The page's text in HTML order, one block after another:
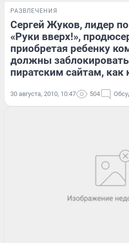
РАЗВЛЕЧЕНИЯ
Сергей Жуков, лидер
«Руки вверх!»,
приобретая ребенку
должны
пиратским сайтам, как
30 августа, 2010, 10:47 504